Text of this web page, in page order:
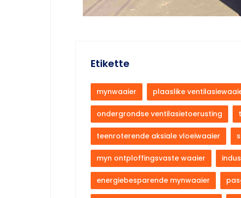
Etikette
mynwaaier plaaslike
ondergrondse ventilasietoerusting
teenroterende aksiale vloeiwaaier
myn ontploffingsvaste waaier
energiebesparende mynwaaier